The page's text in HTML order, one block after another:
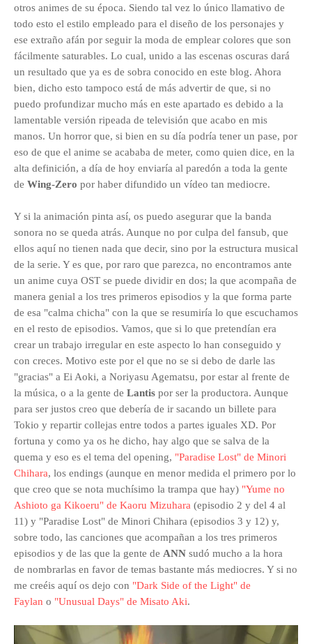
otros animes de su época. Siendo tal vez lo único llamativo de
todo esto el estilo empleado para el diseño de los personajes y
ese extraño afán por seguir la moda de emplear colores que son
fácilmente saturables. Lo cual, unido a las escenas oscuras dará
un resultado que ya es de sobra conocido en este blog. Ahora
bien, dicho esto tampoco está de más advertir de que, si no
puedo profundizar mucho más en este apartado es debido a la
lamentable versión ripeada de televisión que acabo en mis
manos. Un horror que, si bien en su día podría tener un pase, por
eso de que el anime se acababa de meter, como quien dice, en la
alta definición, a día de hoy enviaría al paredón a toda la gente
de Wing-Zero por haber difundido un vídeo tan mediocre.
Y si la animación pinta así, os puedo asegurar que la banda
sonora no se queda atrás. Aunque no por culpa del fansub, que
ellos aquí no tienen nada que decir, sino por la estructura musical
de la serie. Y es que, por raro que parezca, no encontramos ante
un anime cuya OST se puede dividir en dos; la que acompaña de
manera genial a los tres primeros episodios y la que forma parte
de esa "calma chicha" con la que se resumiría lo que escuchamos
en el resto de episodios. Vamos, que si lo que pretendían era
crear un trabajo irregular en este aspecto lo han conseguido y
con creces. Motivo este por el que no se si debo de darle las
"gracias" a Ei Aoki, a Noriyasu Agematsu, por estar al frente de
la música, o a la gente de Lantis por ser la productora. Aunque
para ser justos creo que debería de ir sacando un billete para
Tokio y repartir collejas entre todos a partes iguales XD. Por
fortuna y como ya os he dicho, hay algo que se salva de la
quema y eso es el tema del opening, "Paradise Lost" de Minori
Chihara, los endings (aunque en menor medida el primero por lo
que creo que se nota muchísimo la trampa que hay) "Yume no
Ashioto ga Kikoeru" de Kaoru Mizuhara (episodio 2 y del 4 al
11) y "Paradise Lost" de Minori Chihara (episodios 3 y 12) y,
sobre todo, las canciones que acompañan a los tres primeros
episodios y de las que la gente de ANN sudó mucho a la hora
de nombrarlas en favor de temas bastante más mediocres. Y si no
me creéis aquí os dejo con "Dark Side of the Light" de
Faylan o "Unusual Days" de Misato Aki.